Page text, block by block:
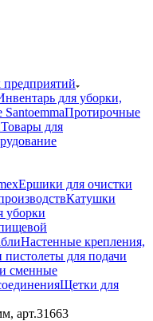
для уборки,
Протирочные
Товары для
Ершики для очистки
Катушки
уборки
Настенные крепления,
для подачи
сменные
Щетки для
арт.31663